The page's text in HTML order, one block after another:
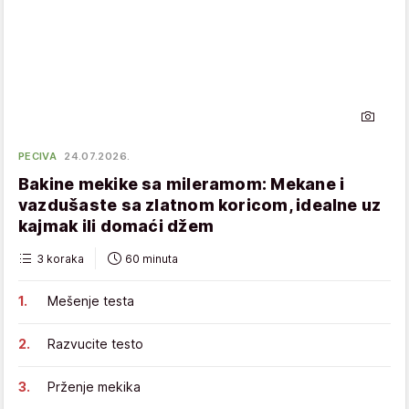
PECIVA 24.07.2026.
Bakine mekike sa mileramom: Mekane i
vazdušaste sa zlatnom koricom, idealne uz
kajmak ili domaći džem
3 koraka 60 minuta
Mešenje testa
Razvucite testo
Prženje mekika